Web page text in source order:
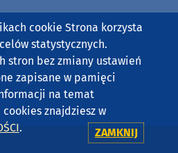
cookie Strona korzysta
statystycznych.
stron bez zmiany ustawień
zapisane w pamięci
na temat
znajdziesz w
. ZAMKNIJ